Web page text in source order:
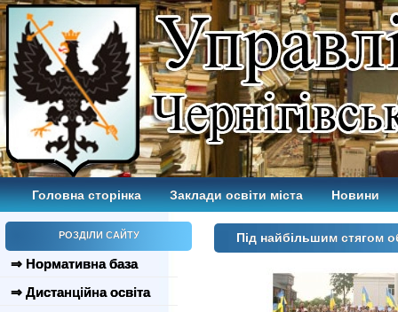
Головна сторінка Заклади освіти міста Новини
РОЗДІЛИ САЙТУ
⇒ Нормативна база
⇒ Дистанційна освіта
Під найбільшим стягом